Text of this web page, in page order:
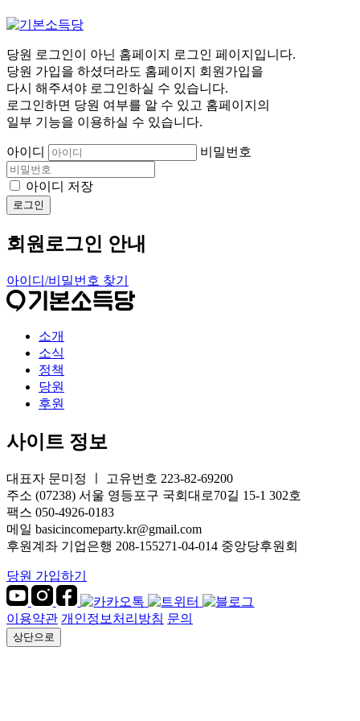
당원 로그인이 아닌 홈페이지 로그인 페이지입니다.
당원 가입을 하셨더라도 홈페이지 회원가입을
다시 해주셔야 로그인하실 수 있습니다.
로그인하면 당원 여부를 알 수 있고 홈페이지의
일부 기능을 이용하실 수 있습니다.
아이디 비밀번호
아이디 저장
로그인
회원로그인 안내
아이디/비밀번호 찾기
소개
소식
정책
당원
후원
사이트 정보
대표자 문미정 ㅣ 고유번호 223-82-69200
주소 (07238) 서울 영등포구 국회대로70길 15-1 302호
팩스 050-4926-0183
메일 basicincomeparty.kr@gmail.com
후원계좌 기업은행 208-155271-04-014 중앙당후원회
당원 가입하기
이용약관 개인정보처리방침 문의
상단으로